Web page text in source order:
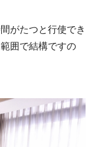
がたつと行使でき
囲で結構ですの